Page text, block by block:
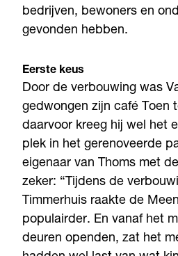
bedrijven, bewoners en
gevonden hebben.
Eerste keus
Door de verbouwing was
gedwongen zijn café Toen
daarvoor kreeg hij wel het
plek in het gerenoveerde
eigenaar van Thoms met
zeker: “Tijdens de
Timmerhuis raakte de
populairder. En vanaf het
deuren openden, zat het